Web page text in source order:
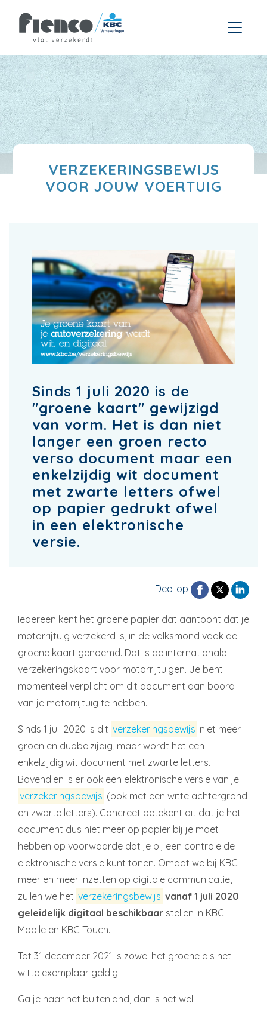
VERZEKERINGSBEWIJS
VOOR JOUW VOERTUIG
Sinds 1 juli 2020 is de
"groene kaart" gewijzigd
van vorm. Het is dan niet
langer een groen recto
verso document maar een
enkelzijdig wit document
met zwarte letters ofwel
op papier gedrukt ofwel
in een elektronische
versie.
Deel op
Iedereen kent het groene papier dat aantoont dat je
motorrijtuig verzekerd is, in de volksmond vaak de
groene kaart genoemd. Dat is de internationale
verzekeringskaart voor motorrijtuigen. Je bent
momenteel verplicht om dit document aan boord
van je motorrijtuig te hebben.
Sinds 1 juli 2020 is dit verzekeringsbewijs niet meer
groen en dubbelzijdig, maar wordt het een
enkelzijdig wit document met zwarte letters.
Bovendien is er ook een elektronische versie van je
verzekeringsbewijs (ook met een witte achtergrond
en zwarte letters). Concreet betekent dit dat je het
document dus niet meer op papier bij je moet
hebben op voorwaarde dat je bij een controle de
elektronische versie kunt tonen. Omdat we bij KBC
meer en meer inzetten op digitale communicatie,
zullen we het verzekeringsbewijs vanaf 1 juli 2020
geleidelijk digitaal beschikbaar stellen in KBC
Mobile en KBC Touch.
Tot 31 december 2021 is zowel het groene als het
witte exemplaar geldig.
Ga je naar het buitenland, dan is het wel